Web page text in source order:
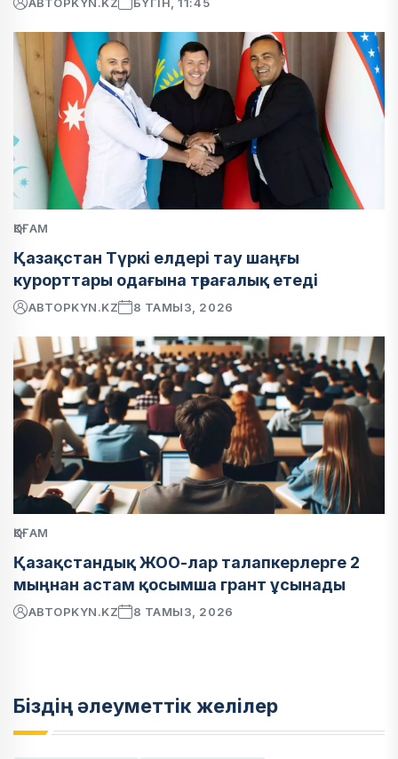
ҚОҒАМ
Қазақстан Түркі елдері тау шаңғы
курорттары одағына төрағалық етеді
АВТОРKYN.KZ 8 ТАМЫЗ, 2026
ҚОҒАМ
Қазақстандық ЖОО-лар талапкерлерге 2
мыңнан астам қосымша грант ұсынады
АВТОРKYN.KZ 8 ТАМЫЗ, 2026
Біздің әлеуметтік желілер